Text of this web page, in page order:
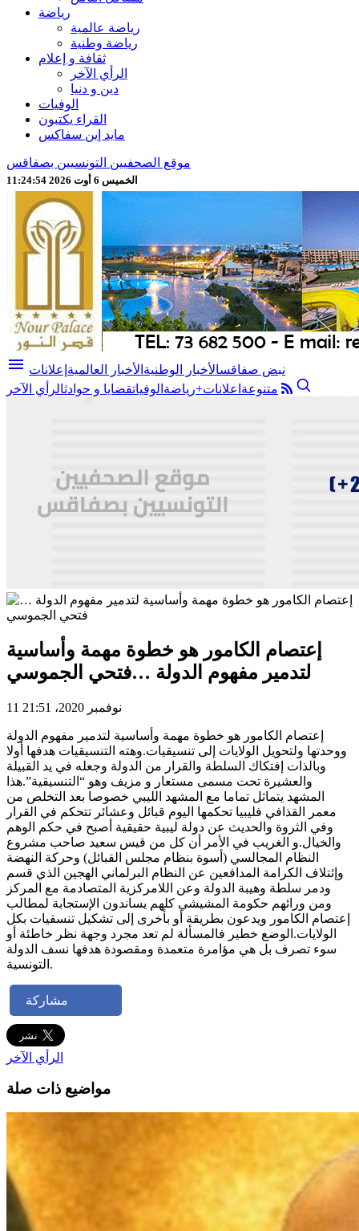
رياضة
رياضة عالمية
رياضة وطنية
ثقافة و إعلام
الرأي الآخر
دين و دنيا
الوفيات
القراء يكتبون
مايد إين سفاكس
موقع الصحفيين التونسيين بصفاقس
الخميس 6 أوت 2026 11:24:56
menu نبض صفاقسالأخبار الوطنية الأخبار العالمية إعلانات
متنوعة اعلانات+رياضة الوفياتقضايا و حوادثالرأي الآخر
إعتصام الكامور هو خطوة مهمة وأساسية
لتدمير مفهوم الدولة …فتحي الجموسي
11 نوفمبر 2020، 21:51
إعتصام الكامور هو خطوة مهمة وأساسية لتدمير مفهوم الدولة
ووحدتها ولتحويل الولايات إلى تنسيقيات.وهته التنسيقيات هدفها أولا
وبالذات إفتكاك السلطة والقرار من الدولة وجعله في يد القبيلة
والعشيرة تحت مسمى مستعار و مزيف وهو “التنسيقية”.هذا
المشهد يتماثل تماما مع المشهد الليبي خصوصا بعد التخلص من
معمر القذافي فليبيا تحكمها اليوم قبائل وعشائر تتحكم في القرار
وفي الثروة والحديث عن دولة ليبية حقيقية أصبح في حكم الوهم
والخيال.و الغريب في الأمر أن كل من قيس سعيد صاحب مشروع
النظام المجالسي (أسوة بنظام مجلس القبائل) وحركة النهضة
وإئتلاف الكرامة المدافعين عن النظام البرلماني الهجين الذي قسم
ودمر سلطة وهيبة الدولة وعن اللامركزية المتصادمة مع المركز
ومن ورائهم حكومة المشيشي كلهم يساندون الإستجابة لمطالب
إعتصام الكامور ويدعون بطريقة أو بأخرى إلى تشكيل تنسقيات بكل
الولايات.الوضع خطير فالمسألة لم تعد مجرد وجهة نظر خاطئة أو
سوء تصرف بل هي مؤامرة متعمدة ومقصودة هدفها نسف الدولة
التونسية.
مشاركة
الرأي الآخر
مواضيع ذات صلة